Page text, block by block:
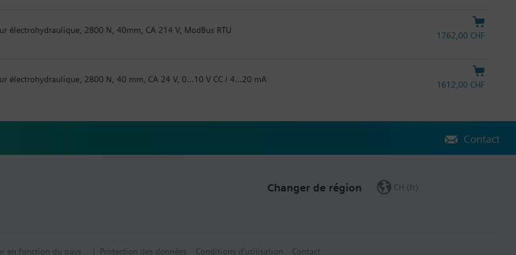
électrohydraulique, 2800 N, 40mm, CA 214 V, ModBus RTU
1762,00 CHF
électrohydraulique, 2800 N, 40 mm, CA 24 V, 0...10 V CC / 4...20 mA
1612,00 CHF
Contact
Changer de région CH (fr)
en fonction du pays | Protection des données Conditions d'utilisation Contact